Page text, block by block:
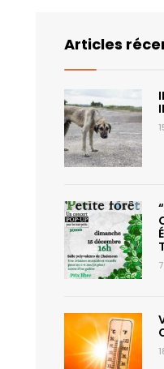
12 août
Mercredi
13 août
Jeudi
Articles